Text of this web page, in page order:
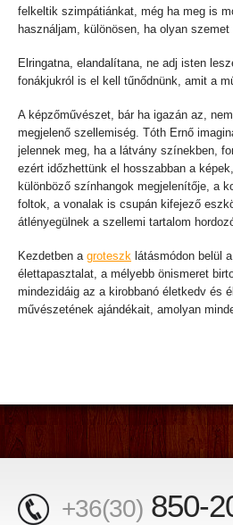
felkeltik szimpátiánkat, még ha meg is
használjam, különösen, ha olyan
Elringatna, elandalítana, ne adj isten
fonákjukról is el kell tűnődnünk, amit a
A képzőművészet, bár ha igazán az,
megjelenő szellemiség. Tóth Ernő
jelennek meg, ha a látvány színekben,
ezért időzhettünk el hosszabban a
különböző színhangok megjelenítője, a
foltok, a vonalak is csupán kifejező
átlényegülnek a szellemi tartalom
Kezdetben a groteszk látásmódon belül
élettapasztalat, a mélyebb önismeret
mindezidáig az a kirobbanó életkedv és
művészetének ajándékait, amolyan
+36(30) 850-